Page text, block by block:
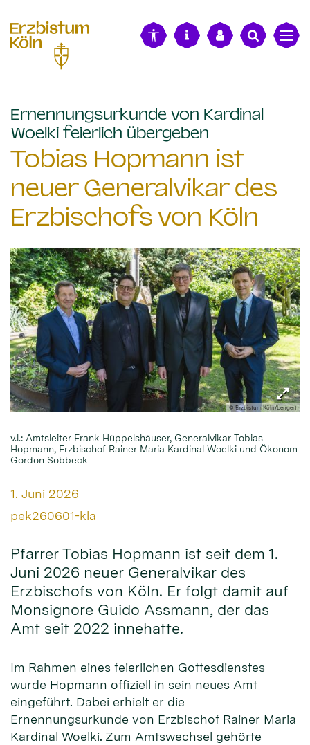
Ernennungsurkunde von Kardinal
Woelki feierlich übergeben
Tobias Hopmann ist
neuer Generalvikar des
Erzbischofs von Köln
© Erzbistum Köln/Lengert
v.l.: Amtsleiter Frank Hüppelshäuser, Generalvikar Tobias
Hopmann, Erzbischof Rainer Maria Kardinal Woelki und Ökonom
Gordon Sobbeck
Datum:
1. Juni 2026
Von:
pek260601-kla
Pfarrer Tobias Hopmann ist seit dem 1.
Juni 2026 neuer Generalvikar des
Erzbischofs von Köln. Er folgt damit auf
Monsignore Guido Assmann, der das
Amt seit 2022 innehatte.
Im Rahmen eines feierlichen Gottesdienstes
wurde Hopmann offiziell in sein neues Amt
eingeführt. Dabei erhielt er die
Ernennungsurkunde von Erzbischof Rainer Maria
Kardinal Woelki. Zum Amtswechsel gehörte